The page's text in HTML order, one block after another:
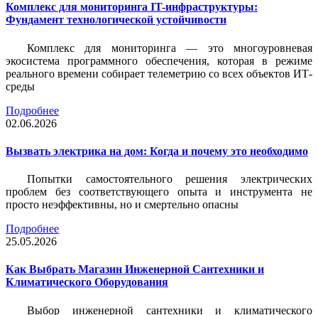
Комплекс для мониторинга IT-инфраструктуры:
Фундамент технологической устойчивости
Комплекс для мониторинга — это многоуровневая
экосистема программного обеспечения, которая в режиме
реального времени собирает телеметрию со всех объектов ИТ-
среды
Подробнее
02.06.2026
Вызвать электрика на дом: Когда и почему это необходимо
Попытки самостоятельного решения электрических
проблем без соответствующего опыта и инструмента не
просто неэффективны, но и смертельно опасны
Подробнее
25.05.2026
Как Выбрать Магазин Инженерной Сантехники и
Климатического Оборудования
Выбор инженерной сантехники и климатического